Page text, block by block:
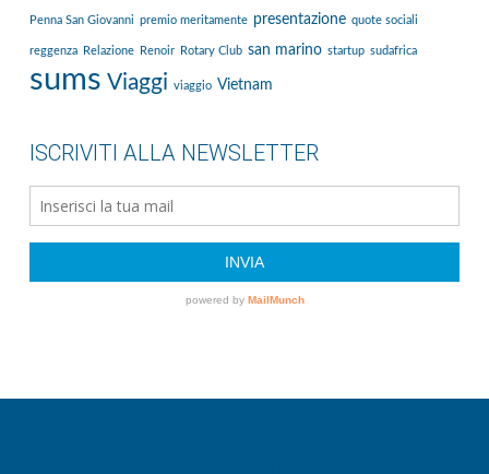
Penna San Giovanni premio meritamente presentazione quote sociali
reggenza Relazione Renoir Rotary Club san marino startup sudafrica
sums Viaggi viaggio Vietnam
ISCRIVITI ALLA NEWSLETTER